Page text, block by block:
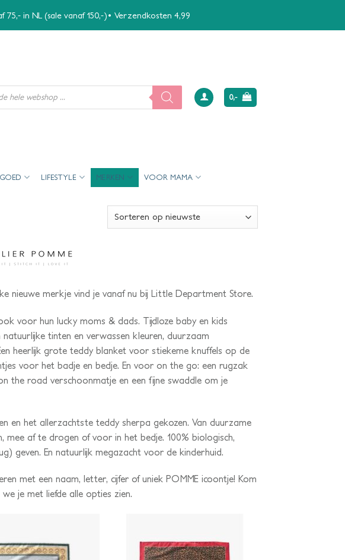
in NL (sale vanaf 150,-)• Verzendkosten 4,99
0,-
LIFESTYLE MERKEN VOOR MAMA
nieuwe merkje vind je vanaf nu bij Little Department Store.
voor hun lucky moms & dads. Tijdloze baby en kids
tinten en verwassen kleuren, duurzaam
heerlijk grote teddy blanket voor stiekeme knuffels op de
voor het badje en bedje. En voor on the go: een rugzak
the road verschoonmatje en een fijne swaddle om je
en het allerzachtste teddy sherpa gekozen. Van duurzame
af te drogen of voor in het bedje. 100% biologisch,
geven. En natuurlijk megazacht voor de kinderhuid.
met een naam, letter, cijfer of uniek POMME icoontje! Kom
je met liefde alle opties zien.